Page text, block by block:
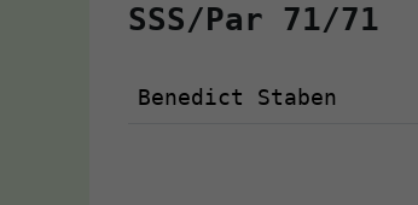
SSS/Par 71/71
Benedict Staben